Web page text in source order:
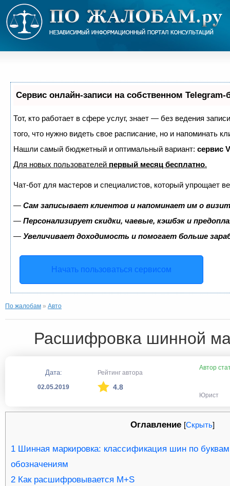
Сервис онлайн-записи на собственном Telegram-
Тот, кто работает в сфере услуг, знает — без ведения
того, что нужно видеть свое расписание, но и напоминать
Нашли самый бюджетный и оптимальный вариант: сервис
Для новых пользователей первый месяц бесплатно.
Чат-бот для мастеров и специалистов, который упрощает
— Сам записывает клиентов и напоминает им о
— Персонализирует скидки, чаевые, кэшбэк и
— Увеличивает доходимость и помогает больше
Начать пользоваться сервисом
По жалобам » Авто
Расшифровка шинной
Дата:
02.05.2019
Рейтинг автора
4.8
Автор
Юрист
Оглавление [Скрыть]
1 Шинная маркировка: классификация шин по
обозначениям
2 Как расшифровывается M+S